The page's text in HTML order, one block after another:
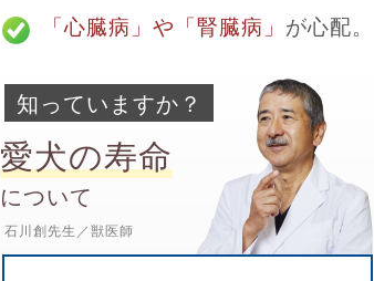
「心臓病」や「腎臓病」 が心配。
知っていますか？
愛犬の寿命
について
石川創先生／獣医師